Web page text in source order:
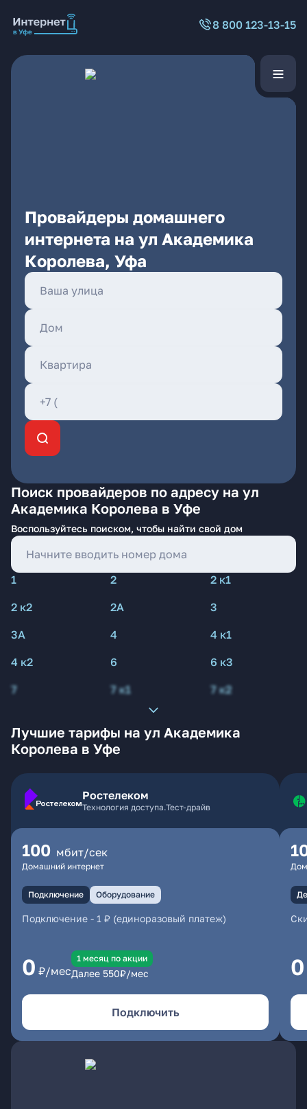
8 800 123-13-15
Провайдеры домашнего
интернета на ул Академика
Королева, Уфа
Поиск провайдеров по адресу на ул
Академика Королева в Уфе
Воспользуйтесь поиском, чтобы найти свой дом
1 2
2 к1
2 к2
2А
3
3А
4
4 к1
4 к2
6
6 к3
7
7 к1 7 к2
Лучшие тарифы на ул Академика
Королева в Уфе
Ростелеком
Технология доступа.Тест-драйв
100 мбит/сек
Домашний интернет
Подключение Оборудование
Подключение - 1 ₽ (единоразовый платеж)
0 ₽/мес
1 месяц по акции
Далее 550₽/мес
Подключить
0